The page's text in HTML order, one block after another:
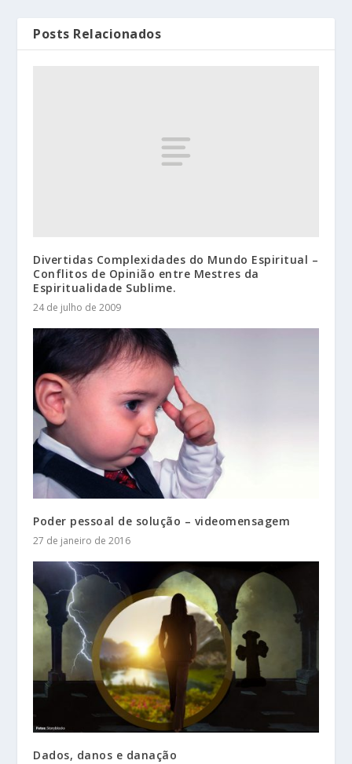
Posts Relacionados
Divertidas Complexidades do Mundo Espiritual –
Conflitos de Opinião entre Mestres da
Espiritualidade Sublime.
24 de julho de 2009
Poder pessoal de solução – videomensagem
27 de janeiro de 2016
Dados, danos e danação